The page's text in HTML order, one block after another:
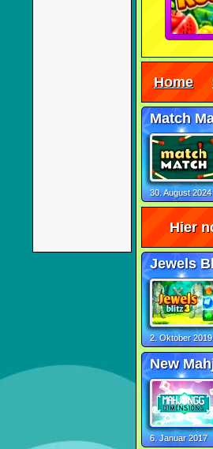
Home
Match
30. August 2024
Hier
Jewels
2. Oktober 2019
6. Januar 2017